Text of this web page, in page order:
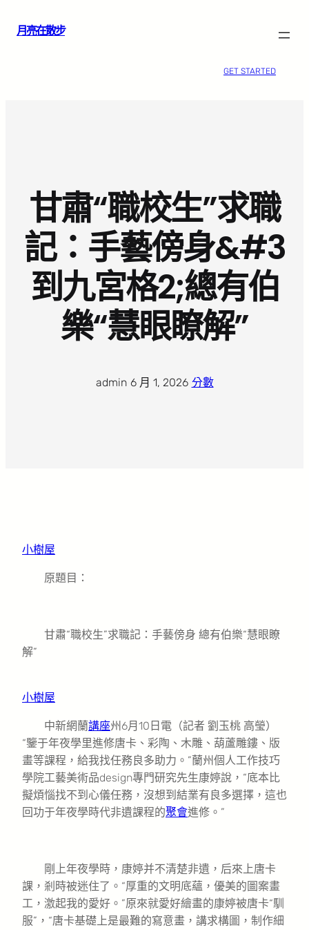
月亮在散步
GET STARTED
甘肅“職校生”求職
記：手藝傍身&#3
到九宮格2;總有伯
樂“慧眼瞭解”
admin· 6 月 1, 2026· 分數
小樹屋
原題目：
甘肅“職校生”求職記：手藝傍身 總有伯樂“慧眼瞭
解”
小樹屋
中新網蘭講座州6月10日電（記者 劉玉桃 高瑩）
“鑒于年夜學里進修唐卡、彩陶、木雕、葫蘆雕鏤、版
畫等課程，給我找任務良多助力。”蘭州個人工作技巧
學院工藝美術品design專門研究先生康婷說，“底本比
擬煩惱找不到心儀任務，沒想到結業有良多選擇，這也
回功于年夜學時代非遺課程的聚會進修。”
剛上年夜學時，康婷并不清楚非遺，后來上唐卡
課，剎時被迷住了。“厚重的文明底蘊，優美的圖案畫
工，激起我的愛好。”原來就愛好繪畫的康婷被唐卡“馴
服”，“唐卡基礎上是最難的寫意畫，講求構圖，制作細